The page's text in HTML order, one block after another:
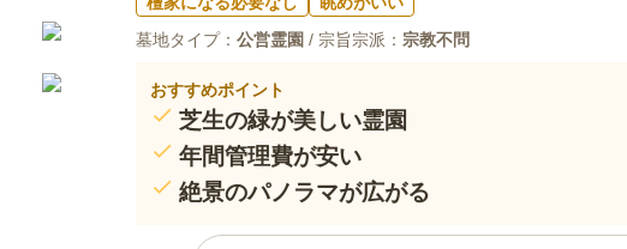
墓地タイプ： 公営霊園 / 宗旨宗派： 宗教不問
おすすめポイント
芝生の緑が美しい霊園
年間管理費が安い
絶景のパノラマが広がる